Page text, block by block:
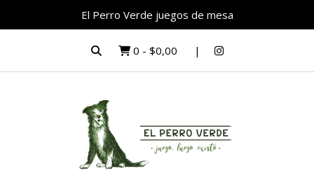
El Perro Verde juegos de mesa
0 - $0,00